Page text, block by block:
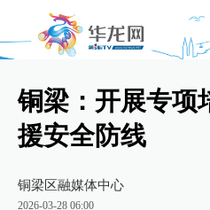
铜梁：开展专项
援安全防线
铜梁区融媒体中心
2026-03-28 06:00